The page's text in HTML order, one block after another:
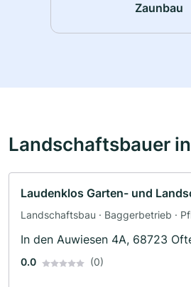
Zaunbau
Landschaftsbauer
Laudenklos Garten- und
Landschaftsbau · Baggerbetrieb ·
In den Auwiesen 4A, 68723
0.0 (0)